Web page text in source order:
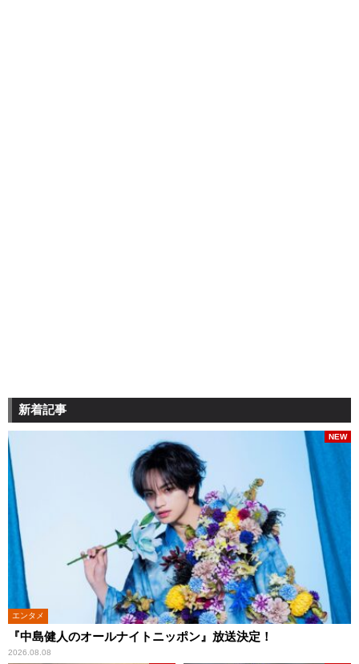
新着記事
エンタメ
『中島健人のオールナイトニッポン』放送決定！
2026.08.08
NEW